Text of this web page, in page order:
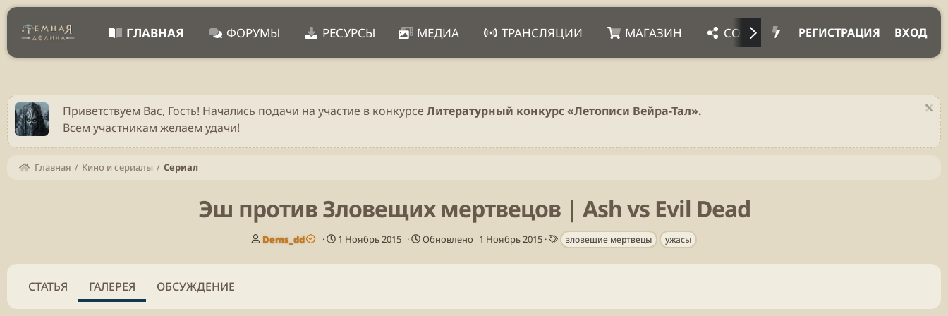
ГЛАВНАЯ ФОРУМЫ РЕСУРСЫ МЕДИА ТРАНСЛЯЦИИ МАГАЗИН СОЦ. СЕТИ ПРОЧЕЕ ВХОД
РЕГИСТРАЦИЯ
Приветствуем Вас, Гость! Начались подачи на участие в конкурсе Литературный конкурс «Летописи Вейра-Тал».
Всем участникам желаем удачи!
Главная Кино и сериалы Сериал
Эш против Зловещих мертвецов | Ash vs Evil Dead
А
т
Dems_dd
Д
т
1 Ноябрь 2015 Обновлено 1 Ноябрь 2015
Т
е
г
зловещие мертвецы ужасы
СТАТЬЯ ГАЛЕРЕЯ ОБСУЖДЕНИЕ